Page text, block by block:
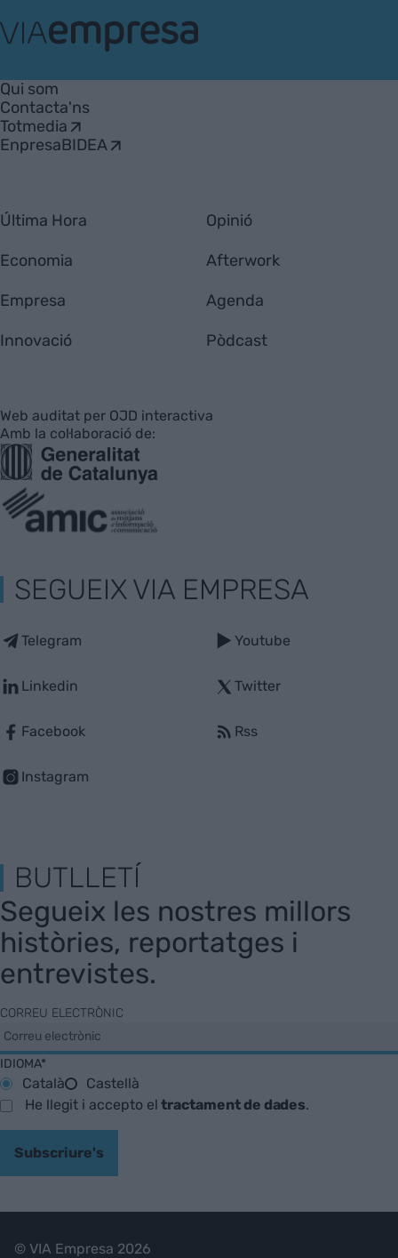
Empresa
Qui som
Contacta'ns
Totmedia
EnpresaBIDEA
Última Hora
Economia
Empresa
Innovació
Opinió
Afterwork
Agenda
Pòdcast
Web auditat per OJD interactiva
Amb la col·laboració de:
SEGUEIX VIA EMPRESA
Telegram
Linkedin
Facebook
Instagram
Youtube
Twitter
Rss
BUTLLETÍ
Segueix les nostres millors
històries, reportatges i
entrevistes.
CORREU ELECTRÒNIC
IDIOMA*
Català
Castellà
He llegit i accepto eltractament de dades.
Subscriure's
© VIA Empresa 2026